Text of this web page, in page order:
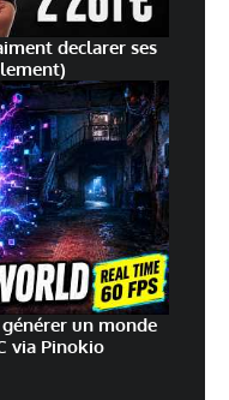
declarer ses
un monde
via Pinokio